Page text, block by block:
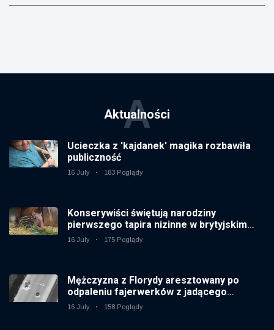
Aktualności
A
Ucieczka z 'kajdanek' magika rozbawiła
publiczność
16 July 183 Poglądy
Konserywiści świętują narodziny
pierwszego tapira nizinne w brytyjskim
zoo od 14 lat
16 July 175 Poglądy
Mężczyzna z Florydy aresztowany po
odpaleniu fajerwerków z jadącego
samochodu
16 July 158 Poglądy